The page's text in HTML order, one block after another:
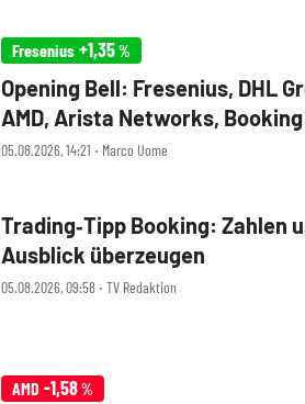
Fresenius +1,35%
05.08.2026, 14:21 ‧ Marco Uome
Opening Bell: Fresenius, DHL
AMD, Arista Networks, Booking
Walt Disney, Eli Lilly, Uber
05.08.2026, 09:58 ‧ TV Redaktion
Trading‑Tipp Booking: Zahlen
Ausblick überzeugen
AMD -1,58%